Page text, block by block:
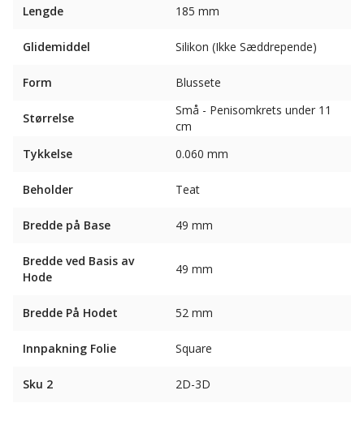
Lengde 185 mm
Glidemiddel Silikon (Ikke Sæddrepende)
Form Blussete
Størrelse
Små - Penisomkrets under 11
cm
Tykkelse
0.060 mm
Beholder Teat
Bredde på Base 49 mm
Bredde ved Basis av
Hode
49 mm
Bredde På Hodet 52 mm
Innpakning Folie Square
Sku 2 2D-3D